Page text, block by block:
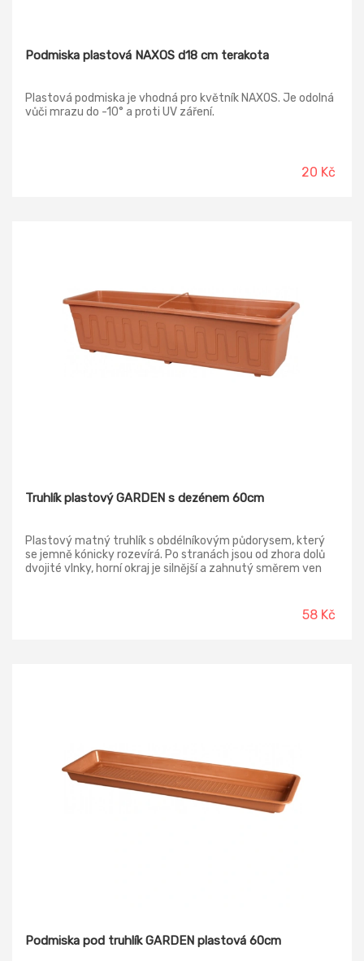
Podmiska plastová NAXOS d18 cm terakota
Plastová podmiska je vhodná pro květník NAXOS. Je odolná
vůči mrazu do -10° a proti UV záření.
20 Kč
Truhlík plastový GARDEN s dezénem 60cm
Plastový matný truhlík s obdélníkovým půdorysem, který
se jemně kónicky rozevírá. Po stranách jsou od zhora dolů
dvojité vlnky, horní okraj je silnější a zahnutý směrem ven
58 Kč
Podmiska pod truhlík GARDEN plastová 60cm